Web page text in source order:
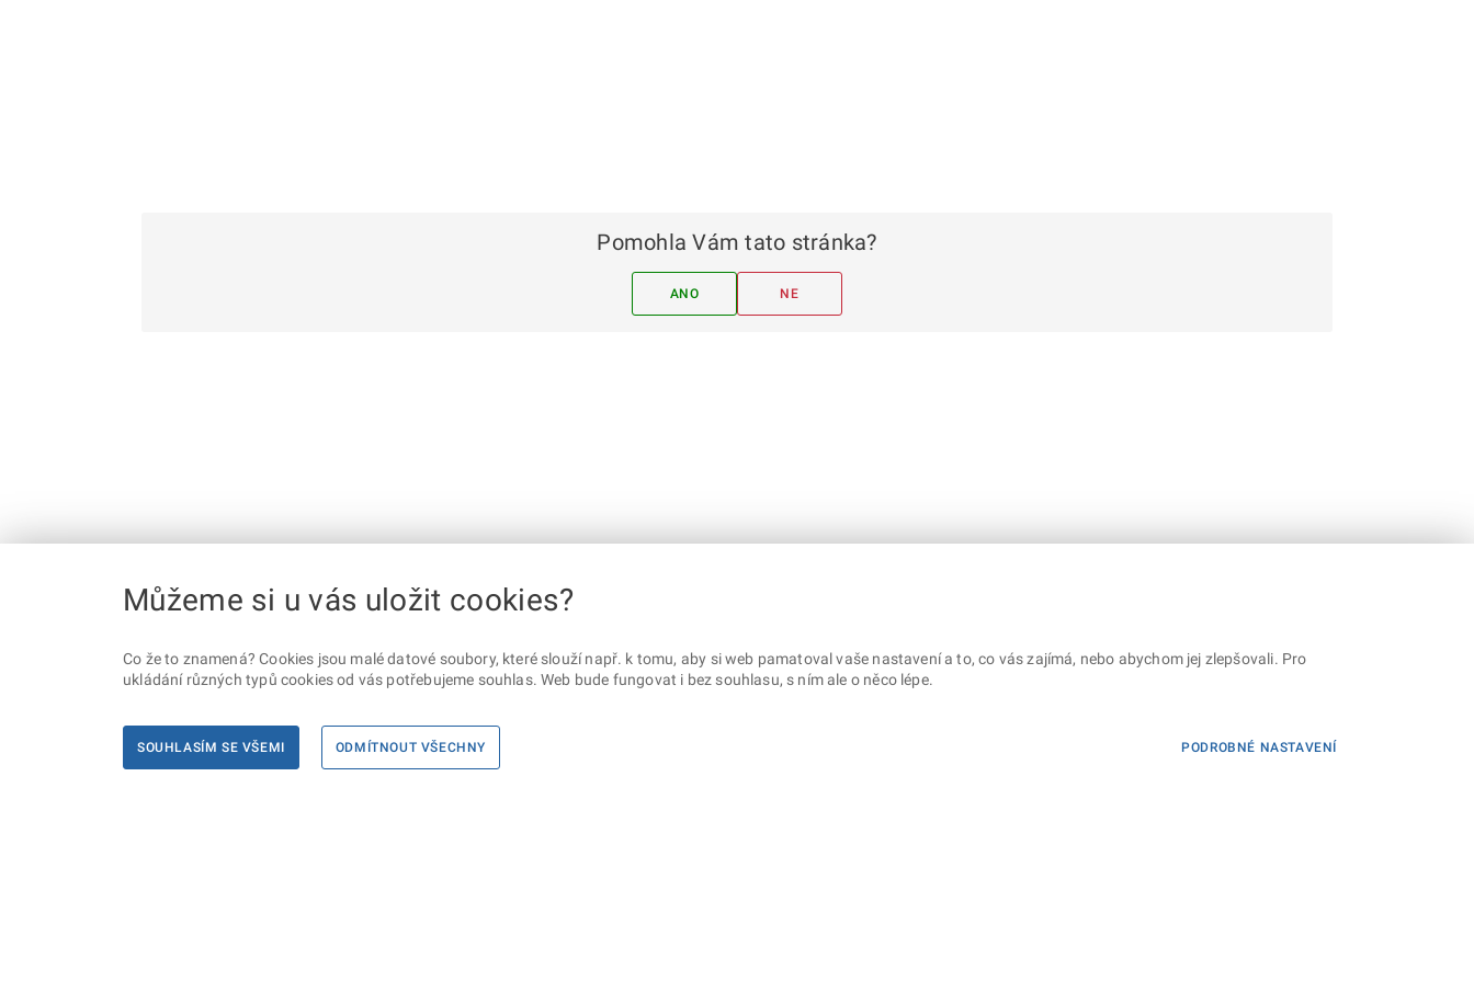
Pomohla Vám tato stránka?
ANO NE
Můžeme si u vás uložit cookies?
Co že to znamená? Cookies jsou malé datové soubory, které slouží např. k tomu, aby si web pamatoval vaše nastavení a to, co vás zajímá, nebo abychom jej zlepšovali. Pro
ukládání různých typů cookies od vás potřebujeme souhlas. Web bude fungovat i bez souhlasu, s ním ale o něco lépe.
SOUHLASÍM SE VŠEMI ODMÍTNOUT VŠECHNY PODROBNÉ NASTAVENÍ